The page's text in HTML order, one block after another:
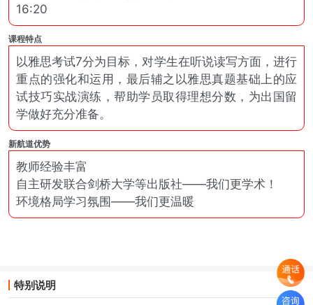
16:20
课程特点
以雅思考试7分为目标，对学生在听说读写方面，进行
重点的强化和运用，最后辅之以雅思真题基础上的应
试技巧实战演练，帮助学员取得理想分数，为出国留
学做好充分准备。
新航道优势
教师经验丰富
自主研发联合剑桥大学等出版社——我们更学术！
环境格局学习氛围——我们更温暖
特别说明